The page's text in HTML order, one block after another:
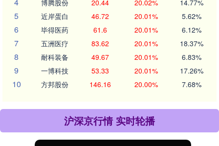
博腾股份 20.44 20.02% 14.77%
5 近岸蛋白 46.72 20.01% 5.62%
6 毕得医药 61.6 20.01% 6.12%
7 五洲医疗 83.62 20.01% 18.37%
8 耐科装备 49.67 20.01% 6.83%
9 一博科技 53.33 20.01% 17.26%
10 方邦股份 146.16 20.00% 7.68%
沪深京行情 实时轮播